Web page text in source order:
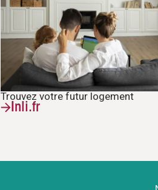
Trouvez votre futur logement
Inli.fr